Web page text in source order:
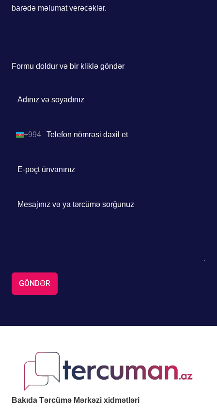
barədə məlumat verəcəklər.
Formu doldur və bir kliklə göndər
Azerbaijan
+994
GÖNDƏR
Bakıda Tərcümə Mərkəzi xidmətləri